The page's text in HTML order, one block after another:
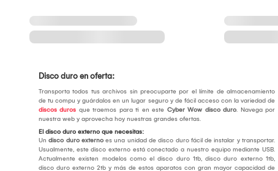
Disco duro en oferta:
Transporta todos tus archivos sin preocuparte por el límite de almacenamiento
de tu compu y guárdalos en un lugar seguro y de fácil acceso con la variedad de
discos duros que traemos para ti en este Cyber Wow disco duro. Navega por
nuestra web y aprovecha hoy nuestras grandes ofertas.
El disco duro externo que necesitas:
Undisco duro externoes una unidad de disco duro fácil de instalar y transportar.
Usualmente, este disco externo está conectado a nuestro equipo mediante USB.
Actualmente existen modelos como el disco duro 1tb, disco duro externo 1tb,
disco duro externo 2tb y más de estos aparatos con gran mayor capacidad de